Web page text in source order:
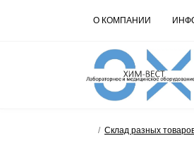
О КОМПАНИИ
Склад разных